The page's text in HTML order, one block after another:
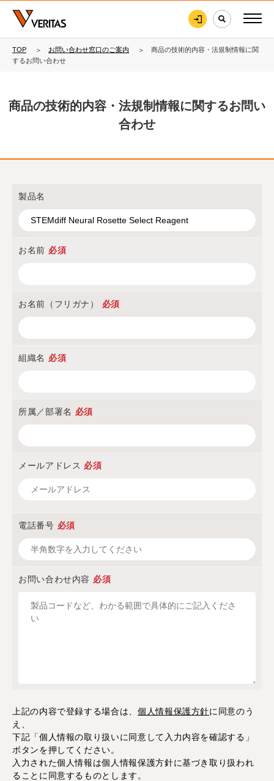
TOP お問い合わせ窓口のご案内
商品の技術的内容・法規制情報に関
するお問い合わせ
商品の技術的内容・法規制情報に関するお問い
合わせ
製品名
お名前 必須
お名前（フリガナ） 必須
組織名 必須
所属／部署名 必須
メールアドレス 必須
電話番号 必須
お問い合わせ内容 必須
上記の内容で登録する場合は、 個人情報保護方針に同意のう
え、
下記「個人情報の取り扱いに同意して入力内容を確認する」
ボタンを押してください。
入力された個人情報は個人情報保護方針に基づき取り扱われ
ることに同意するものとします。